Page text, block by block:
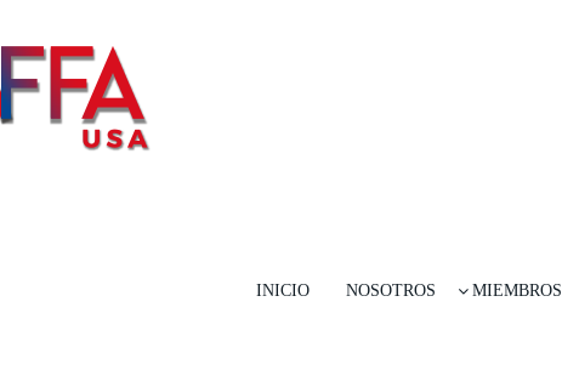
INICIO NOSOTROS MIEMBROS